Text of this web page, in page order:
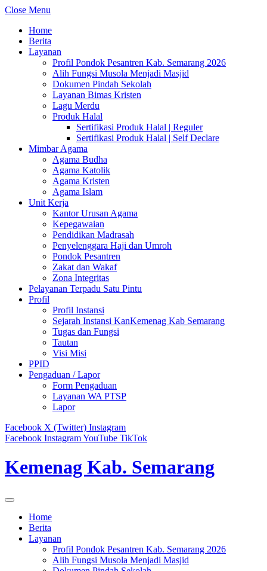
Close Menu
Home
Berita
Layanan
Profil Pondok Pesantren Kab. Semarang 2026
Alih Fungsi Musola Menjadi Masjid
Dokumen Pindah Sekolah
Layanan Bimas Kristen
Lagu Merdu
Produk Halal
Sertifikasi Produk Halal | Reguler
Sertifikasi Produk Halal | Self Declare
Mimbar Agama
Agama Budha
Agama Katolik
Agama Kristen
Agama Islam
Unit Kerja
Kantor Urusan Agama
Kepegawaian
Pendidikan Madrasah
Penyelenggara Haji dan Umroh
Pondok Pesantren
Zakat dan Wakaf
Zona Integritas
Pelayanan Terpadu Satu Pintu
Profil
Profil Instansi
Sejarah Instansi KanKemenag Kab Semarang
Tugas dan Fungsi
Tautan
Visi Misi
PPID
Pengaduan / Lapor
Form Pengaduan
Layanan WA PTSP
Lapor
Facebook X (Twitter) Instagram
Facebook InstagramYouTube TikTok
Kemenag Kab. Semarang
Home
Berita
Layanan
Profil Pondok Pesantren Kab. Semarang 2026
Alih Fungsi Musola Menjadi Masjid